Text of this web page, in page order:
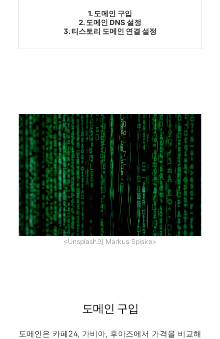
1. 도메인 구입
2. 도메인 DNS 설정
3. 티스토리 도메인 연결 설정
<Unsplash의 Markus Spiske>
도메인 구입
도메인은 카페24, 가비아, 후이즈에서 가격을 비교해